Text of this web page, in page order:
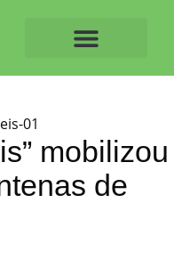
mobilizou
de